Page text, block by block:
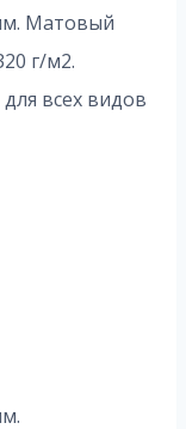
Матовый
г/м2.
всех видов